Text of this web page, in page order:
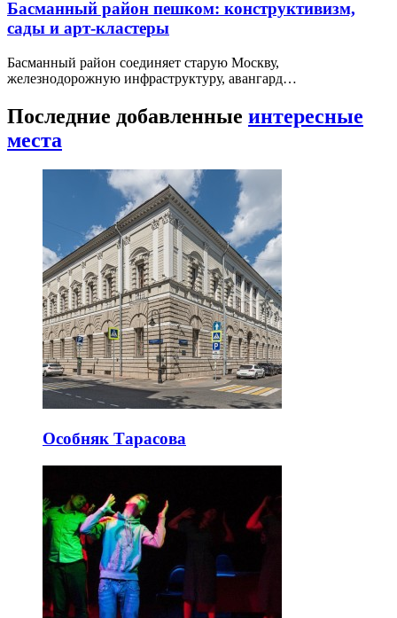
Басманный район пешком: конструктивизм,
сады и арт-кластеры
Басманный район соединяет старую Москву,
железнодорожную инфраструктуру, авангард…
Последние добавленные интересные
места
Особняк Тарасова